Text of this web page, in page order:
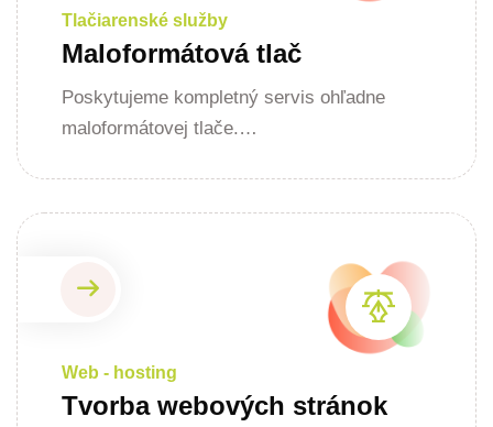
Tlačiarenské služby
Maloformátová tlač
Poskytujeme kompletný servis ohľadne
maloformátovej tlače.…
Web - hosting
Tvorba webových stránok